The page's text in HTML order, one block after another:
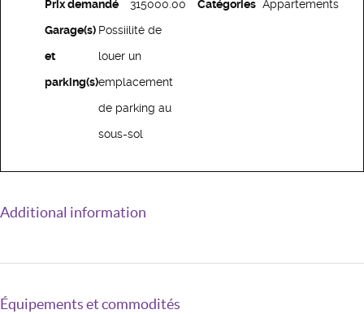
Prix demandé
315000.00
Garage(s)
et
parking(s)
Possiilité de
louer un
emplacement
de parking au
sous-sol
Catégories Appartements
Additional information
Équipements et commodités